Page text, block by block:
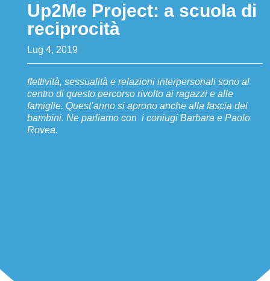
Up2Me Project: a scuola di
reciprocità
Lug 4, 2019
ffettività, sessualità e relazioni interpersonali sono al
centro di questo percorso rivolto ai ragazzi e alle
famiglie. Quest’anno si aprono anche alla fascia dei
bambini. Ne parliamo con i coniugi Barbara e Paolo
Rovea.